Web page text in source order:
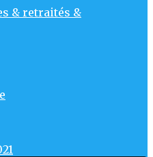
& retraités &